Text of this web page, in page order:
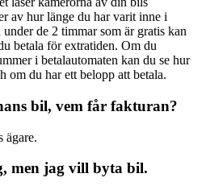
av hur länge du har varit inne i
de 2 timmar som är gratis kan
betala för extratiden. Om du
i betalautomaten kan du se hur
om du har ett belopp att betala.
bil, vem får fakturan?
ägare.
men jag vill byta bil.